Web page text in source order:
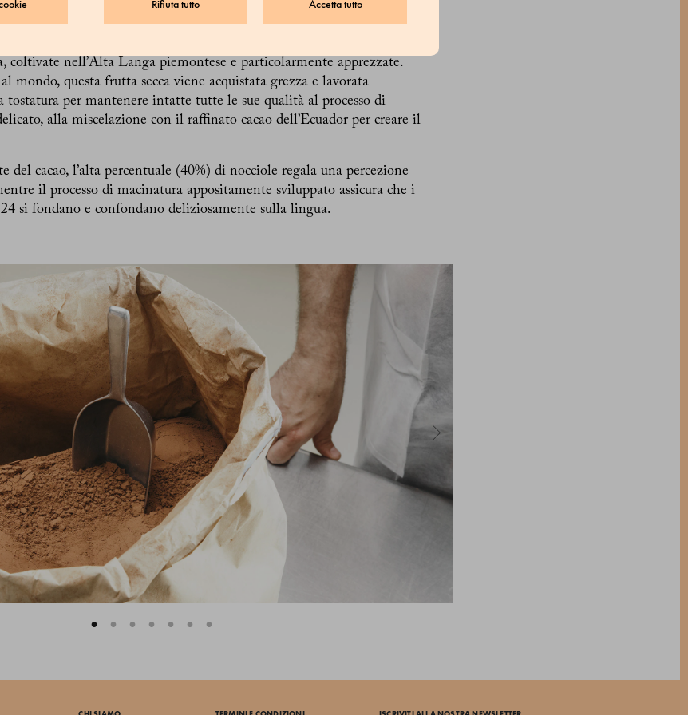
Accetta tutto
Rifiuta tutto
suo cappello.
1824 utilizza solo le nocciole del Piemonte I.G.P. della varietà
coltivate nell’Alta Langa piemontese e particolarmente apprezzate.
mondo, questa frutta secca viene acquistata grezza e lavorata
per mantenere intatte tutte le sue qualità al processo di
alla miscelazione con il raffinato cacao dell’Ecuador per creare il
del cacao, l’alta percentuale (40%) di nocciole regala una percezione
il processo di macinatura appositamente sviluppato assicura che i
si fondano e confondano deliziosamente sulla lingua.